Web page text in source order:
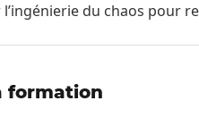
du chaos pour
formation